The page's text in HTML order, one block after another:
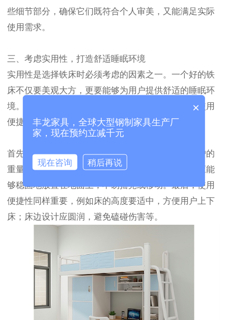
些细节部分，确保它们既符合个人审美，又能满足实际
使用需求。
三、考虑实用性，打造舒适睡眠环境
实用性是选择铁床时必须考虑的因素之一。一个好的铁
床不仅要美观大方，更要能够为用户提供舒适的睡眠环
境。在购买铁床时，要关注其承重能力、稳定性和使用
便捷性等方面。
首先，铁床的承重能力要足够强，以确保床垫和用户的
重量得到稳定支撑。其次，稳定性也是关键，铁床应能
够稳固地放置在地面上，不易摇晃或移动。最后，使用
便捷性同样重要，例如床的高度要适中，方便用户上下
床；床边设计应圆润，避免磕碰伤害等。
×
丰龙家具，全球大型钢制家具生产厂
家，现在预约立减千元
现在咨询 稍后再说